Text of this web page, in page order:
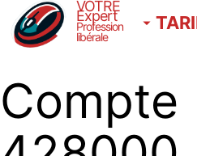
VOTRE
Expert
Profession
libérale
Compte